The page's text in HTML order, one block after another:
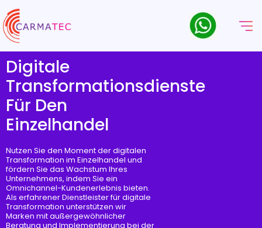
Digitale
Transformationsdienste
Für Den
Einzelhandel
Nutzen Sie den Moment der digitalen
Transformation im Einzelhandel und
fördern Sie das Wachstum Ihres
Unternehmens, indem Sie ein
Omnichannel-Kundenerlebnis bieten.
Als erfahrener Dienstleister für digitale
Transformation unterstützen wir
Marken mit außergewöhnlicher
Beratung und Implementierung bei der